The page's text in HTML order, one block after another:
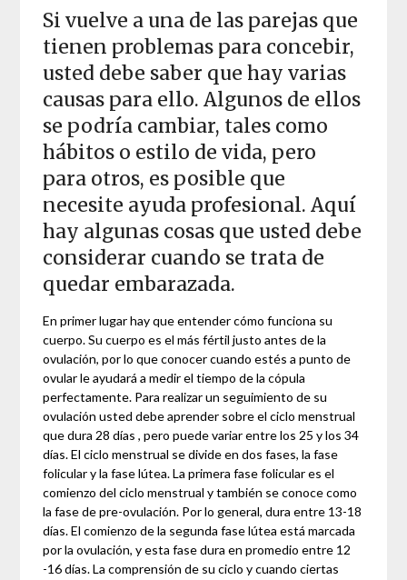
Si vuelve a una de las parejas que
tienen problemas para concebir,
usted debe saber que hay varias
causas para ello. Algunos de ellos
se podría cambiar, tales como
hábitos o estilo de vida, pero
para otros, es posible que
necesite ayuda profesional. Aquí
hay algunas cosas que usted debe
considerar cuando se trata de
quedar embarazada.
En primer lugar hay que entender cómo funciona su
cuerpo. Su cuerpo es el más fértil justo antes de la
ovulación, por lo que conocer cuando estés a punto de
ovular le ayudará a medir el tiempo de la cópula
perfectamente. Para realizar un seguimiento de su
ovulación usted debe aprender sobre el ciclo menstrual
que dura 28 días , pero puede variar entre los 25 y los 34
días. El ciclo menstrual se divide en dos fases, la fase
folicular y la fase lútea. La primera fase folicular es el
comienzo del ciclo menstrual y también se conoce como
la fase de pre-ovulación. Por lo general, dura entre 13-18
días. El comienzo de la segunda fase lútea está marcada
por la ovulación, y esta fase dura en promedio entre 12
-16 días. La comprensión de su ciclo y cuando ciertas